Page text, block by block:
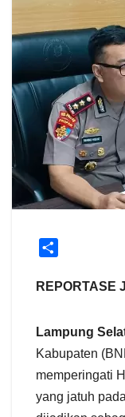
a
REPORTASE
Lampung
Kabupaten
memperingati
yang jatuh